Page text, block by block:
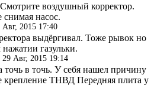
воздушный корректор.
насос.
2015 17:40
выдёргивал. Тоже рывок но
газульки.
29 Авг, 2015 19:14
точь в точь. У себя нашел причину
крепление ТНВД Передняя плита у